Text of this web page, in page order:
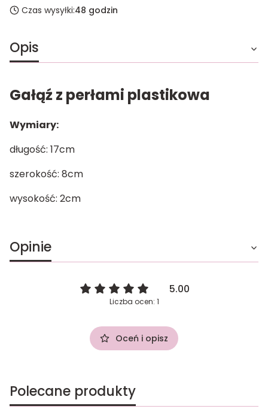
Czas wysyłki:48 godzin
Opis
Gałąź z perłami plastikowa
Wymiary:
długość: 17cm
szerokość: 8cm
wysokość: 2cm
Opinie
5.00
Liczba ocen: 1
Oceń i opisz
Polecane produkty